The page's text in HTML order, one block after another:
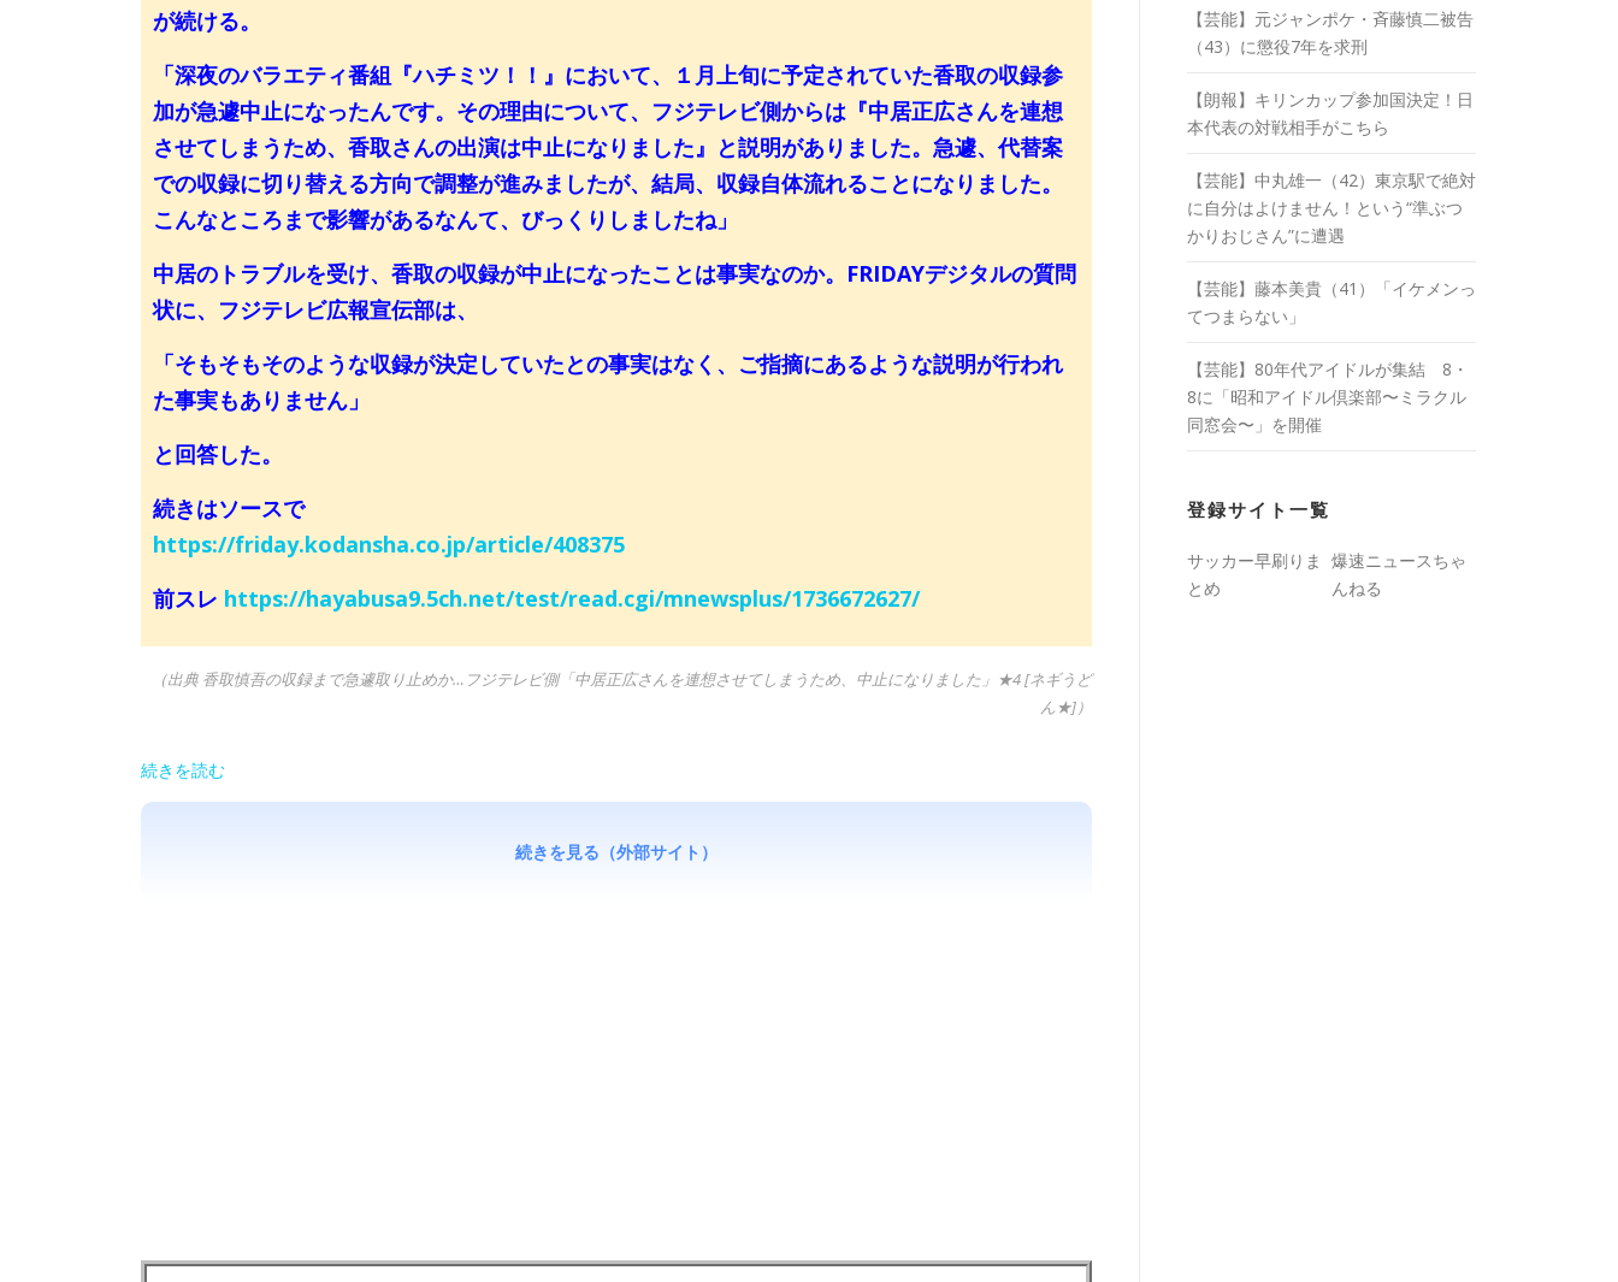
が続ける。
「深夜のバラエティ番組『ハチミツ！！』において、１月上旬に予定されていた香取の収録参
加が急遽中止になったんです。その理由について、フジテレビ側からは『中居正広さんを連想
させてしまうため、香取さんの出演は中止になりました』と説明がありました。急遽、代替案
での収録に切り替える方向で調整が進みましたが、結局、収録自体流れることになりました。
こんなところまで影響があるなんて、びっくりしましたね」
中居のトラブルを受け、香取の収録が中止になったことは事実なのか。FRIDAYデジタルの質問
状に、フジテレビ広報宣伝部は、
「そもそもそのような収録が決定していたとの事実はなく、ご指摘にあるような説明が行われ
た事実もありません」
と回答した。
続きはソースで
https://friday.kodansha.co.jp/article/408375
前スレ https://hayabusa9.5ch.net/test/read.cgi/mnewsplus/1736672627/
（出典 香取慎吾の収録まで急遽取り止めか…フジテレビ側「中居正広さんを連想させてしまうため、中止になりました」★4 [ネギうど
ん★]）
続きを読む
続きを見る（外部サイト）
【芸能】元ジャンポケ・斉藤慎二被告
（43）に懲役7年を求刑
【朗報】キリンカップ参加国決定！日
本代表の対戦相手がこちら
【芸能】中丸雄一（42）東京駅で絶対
に自分はよけません！という“準ぶつ
かりおじさん”に遭遇
【芸能】藤本美貴（41）「イケメンっ
てつまらない」
【芸能】80年代アイドルが集結 8・
8に「昭和アイドル倶楽部〜ミラクル
同窓会〜」を開催
登録サイト一覧
サッカー早刷りま
とめ
爆速ニュースちゃ
んねる